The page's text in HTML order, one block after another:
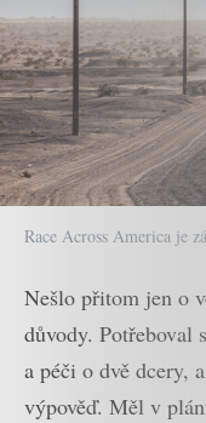
Race Across America je
Nešlo přitom jen o
důvody. Potřeboval
a péči o dvě dcery,
výpověď. Měl v